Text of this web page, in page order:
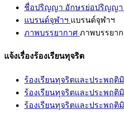
ชื่อปริญญา อักษรย่อปริญญา
แบรนด์จุฬาฯ แบรนด์จุฬาฯ
ภาพบรรยากาศ ภาพบรรยา
แจ้งเรื่องร้องเรียนทุจริต
ร้องเรียนทุจริตและประพฤติ
ร้องเรียนทุจริตและประพฤติ
ร้องเรียนทุจริตและประพฤติ